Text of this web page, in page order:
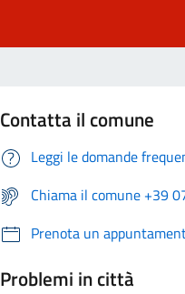
Contatta il comune
Leggi le domande
Chiama il comune +39
Prenota un
Problemi in città